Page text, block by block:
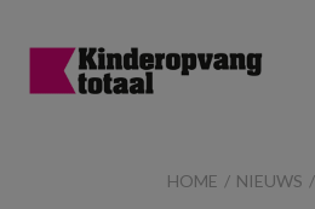
HOME NIEUWS